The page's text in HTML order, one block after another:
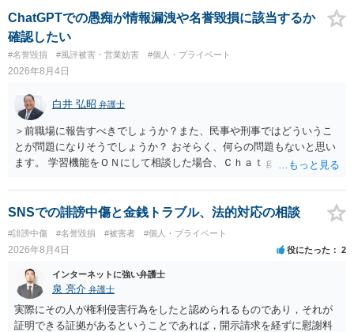
ても失敗する可能性が高いように思われます。 相手を特定できた場
合、相手に全ての弁護士費用を負担させることは可能でしょうか？ →
訴訟外の交渉で相手方が認めれば負担させることができるでしょう。
訴訟で判決となった場合は、実際の弁護士費用が認められる場合と認
められない場合があり何ともいえないところでしょう。
ChatGPTでの愚痴が情報漏洩や名誉毀損に該当するか
確認したい
#名誉毀損 #風評被害・営業妨害 #個人・プライベート
2026年8月4日
白井 弘昭 弁護士
＞前職場に報告すべきでしょうか？また、民事や刑事ではどういうこ
とが問題になりそうでしょうか？ おそらく、何らの問題もないと思い
ます。 学習機能をＯＮにして相談した場合、Ｃｈａｔｇｐｔがｏｐｅ
する可能性がありますが、個人名や会社名を特定していない限り、一
般論として抽象化されて回答に織り込まれる可能性が生じるにすぎま
せんので、その情報自体が、秘密情報に当たるとは思えませんし、名
誉棄損として、個人や会社に対する誹謗中傷の不特定多数への公開に
当たるとも思われません。 もちろん、誰がその内容をｃｈａｔｇｐｔ
に入力したかも第三者にしられることはないので、個人や会社の特定
をせずに書き込んだことで（おそらく特定して書き込んだとして
も）、相談者さんが刑事民事の責任に問われることはないでしょう。
私見ながらご参考まで。
SNSでの誹謗中傷と金銭トラブル、法的対応の相談
#誹謗中傷 #名誉毀損 #被害者 #個人・プライベート
2026年8月4日 役にたった 2
インターネットに強い弁護士
泉 亮介 弁護士
実際にその人が権利侵害行為をしたと認められるものであり，それが
証明できる証拠があるということであれば，開示請求を経ずに慰謝料